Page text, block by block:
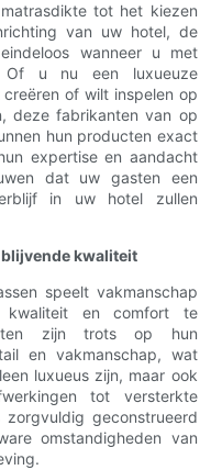
tot het kiezen
van uw hotel, de
wanneer u met
Of u nu een luxueuze
of wilt inspelen op
deze fabrikanten van op
hun producten exact
expertise en aandacht
dat uw gasten een
in uw hotel zullen
kwaliteit
speelt vakmanschap
kwaliteit en comfort te
zijn trots op hun
en vakmanschap, wat
luxueus zijn, maar ook
tot versterkte
geconstrueerd
omstandigheden van